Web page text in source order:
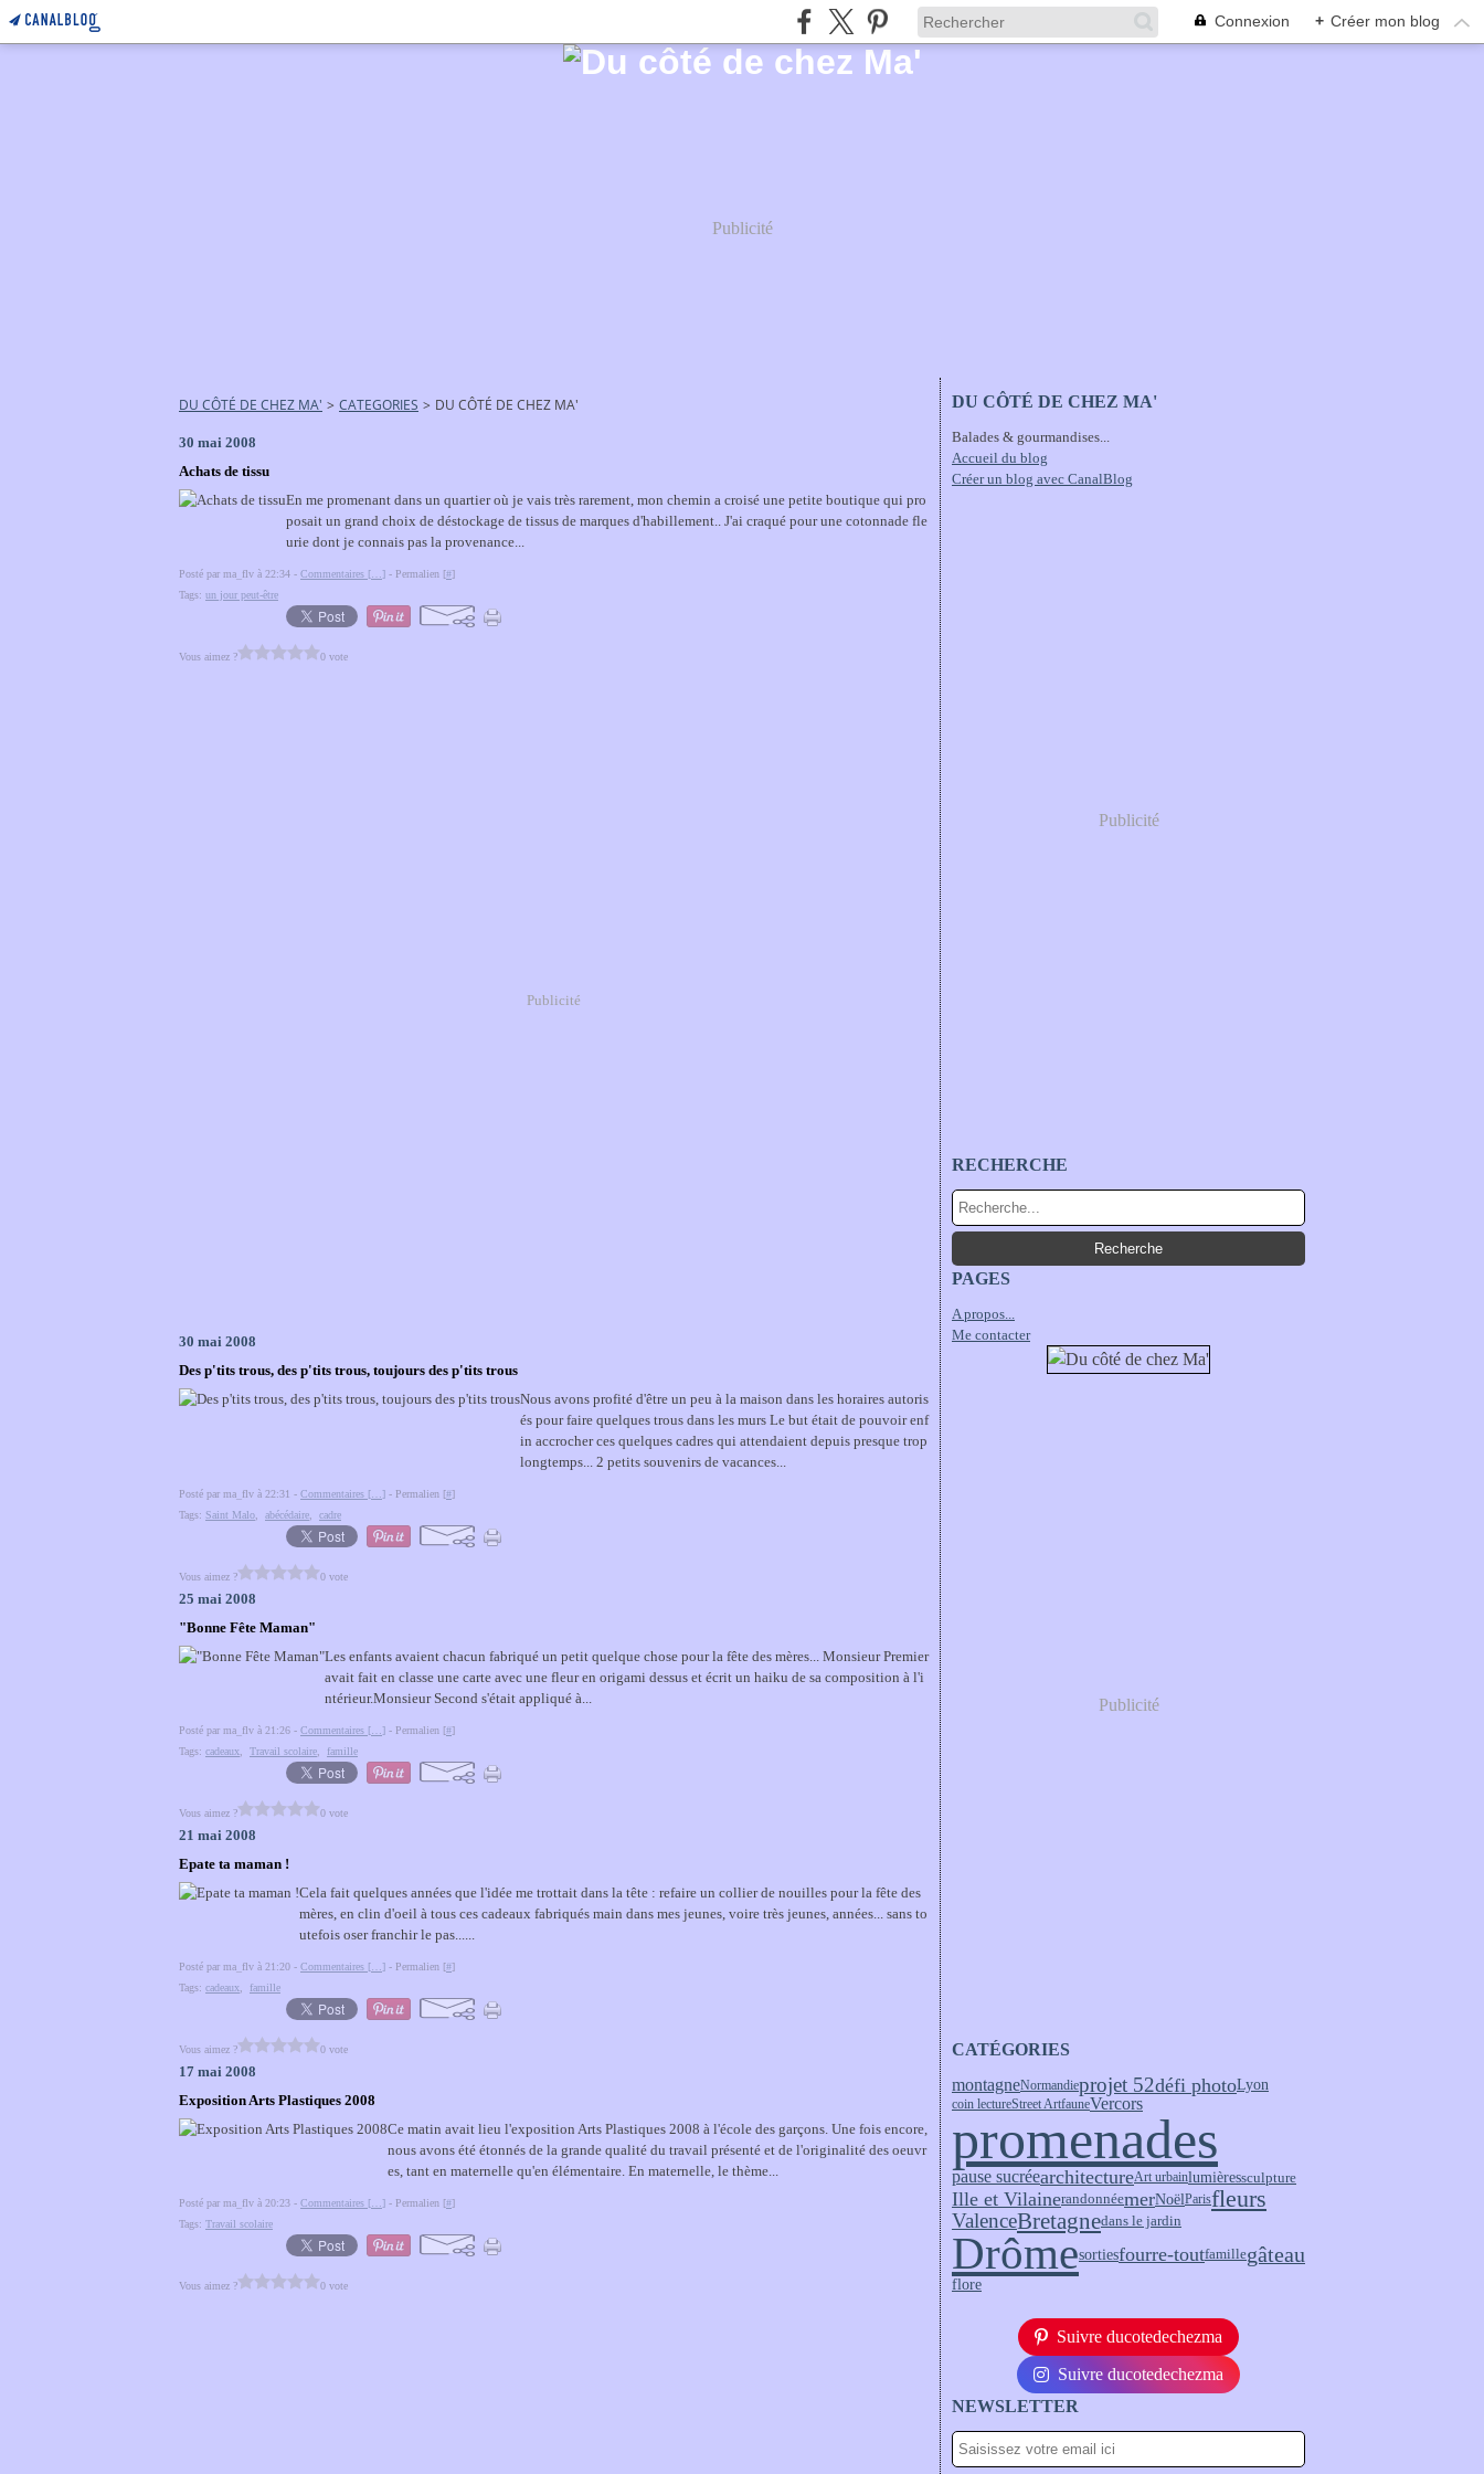
Connexion + Créer mon blog
Publicité
DU CÔTÉ DE CHEZ MA' > CATEGORIES > DU CÔTÉ DE CHEZ MA'
30 mai 2008
Achats de tissu
En me promenant dans un quartier où je vais très rarement, mon chemin a croisé une petite boutique qui pro
posait un grand choix de déstockage de tissus de marques d'habillement.. J'ai craqué pour une cotonnade fle
urie dont je connais pas la provenance...
Posté par ma_flv à 22:34 - Commentaires [ ] - Permalien [#]
Tags: un jour peut-être
Vous aimez ? 0 vote
Publicité
30 mai 2008
Des p'tits trous, des p'tits trous, toujours des p'tits trous
Nous avons profité d'être un peu à la maison dans les horaires autoris
és pour faire quelques trous dans les murs Le but était de pouvoir enf
in accrocher ces quelques cadres qui attendaient depuis presque trop
longtemps... 2 petits souvenirs de vacances...
Posté par ma_flv à 22:31 - Commentaires [ ] - Permalien [#]
Tags: Saint Malo abécédaire cadre
Vous aimez ? 0 vote
25 mai 2008
"Bonne Fête Maman"
Les enfants avaient chacun fabriqué un petit quelque chose pour la fête des mères... Monsieur Premier
avait fait en classe une carte avec une fleur en origami dessus et écrit un haiku de sa composition à l'i
ntérieur.Monsieur Second s'était appliqué à...
Posté par ma_flv à 21:26 - Commentaires [ ] - Permalien [#]
Tags: cadeaux Travail scolaire famille
Vous aimez ? 0 vote
21 mai 2008
Epate ta maman !
Cela fait quelques années que l'idée me trottait dans la tête : refaire un collier de nouilles pour la fête des
mères, en clin d'oeil à tous ces cadeaux fabriqués main dans mes jeunes, voire très jeunes, années... sans to
utefois oser franchir le pas......
Posté par ma_flv à 21:20 - Commentaires [ ] - Permalien [#]
Tags: cadeaux famille
Vous aimez ? 0 vote
17 mai 2008
Exposition Arts Plastiques 2008
Ce matin avait lieu l'exposition Arts Plastiques 2008 à l'école des garçons. Une fois encore,
nous avons été étonnés de la grande qualité du travail présenté et de l'originalité des oeuvr
es, tant en maternelle qu'en élémentaire. En maternelle, le thème...
Posté par ma_flv à 20:23 - Commentaires [ ] - Permalien [#]
Tags: Travail scolaire
Vous aimez ? 0 vote
DU CÔTÉ DE CHEZ MA'
Balades & gourmandises...
Accueil du blog
Créer un blog avec CanalBlog
Publicité
RECHERCHE
PAGES
A propos...
Me contacter
Publicité
CATÉGORIES
montagneNormandieprojet 52défi photoLyon
coin lectureStreet ArtfauneVercors
promenades
pause sucréearchitectureArt urbainlumièressculpture
Ille et VilainerandonnéemerNoëlParisfleurs
ValenceBretagnedans le jardin
Drômesortiesfourre-toutfamillegâteau
flore
Suivre ducotedechezma
Suivre ducotedechezma
NEWSLETTER